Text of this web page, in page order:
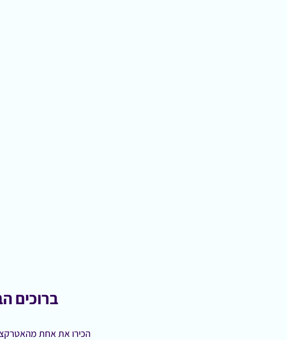
ברוכים